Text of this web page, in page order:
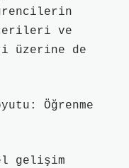
ve
üzerine de
Öğrenme
gelişim